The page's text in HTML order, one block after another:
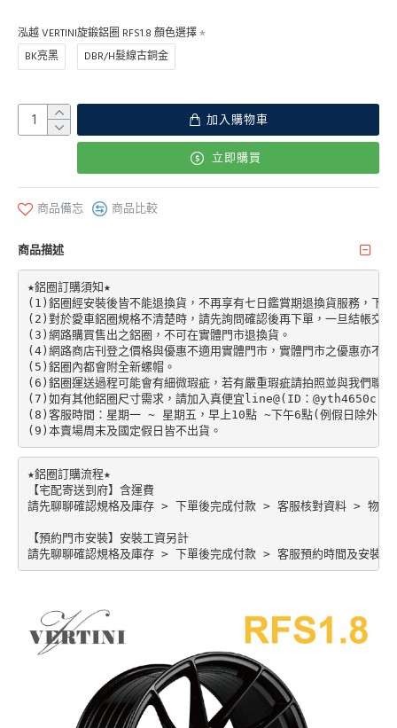
泓越 VERTINI旋鍛鋁圈 RFS1.8 顏色選擇
BK亮黑
DBR/H髮線古銅金
加入購物車
立即購買
商品備忘 商品比較
商品描述
★鋁圈訂購須知★
(1)鋁圈經安裝後皆不能退換貨，不再享有七日鑑賞期退換貨服務，
(2)對於愛車鋁圈規格不清楚時，請先詢問確認後再下單，一旦結帳交
(3)網路購買售出之鋁圈，不可在實體門市退換貨。
(4)網路商店刊登之價格與優惠不適用實體門市，實體門市之優惠亦不適
(5)鋁圈內都會附全新螺帽。
(6)鋁圈運送過程可能會有細微瑕疵，若有嚴重瑕疵請拍照並與我們聯絡
(7)如有其他鋁圈尺寸需求，請加入真便宜line@(ID：@yth4650c)。
(8)客服時間：星期一 ~ 星期五，早上10點 ~下午6點(例假日除外)。
★鋁圈訂購流程★
【宅配寄送到府】含運費
請先聊聊確認規格及庫存 > 下單後完成付款 > 客服核對資料 > 物流
【預約門市安裝】安裝工資另計